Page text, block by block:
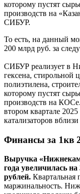
которому пустят
производств на
СИБУР.
То есть, на данный
200 млрд руб. за
СИБУР реализует в
гексена, стирольной
полиэтилена,
которому пустят
производств на
втором квартале
катализаторов
Финансы за 1кв
Выручка
года увеличилась
рублей. Квартальная
маржинальность.